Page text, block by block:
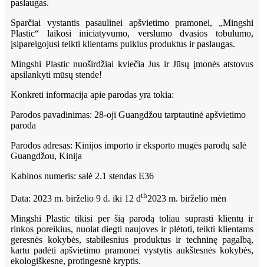
paslaugas.
Sparčiai vystantis pasaulinei apšvietimo pramonei, „Mingshi
Plastic“ laikosi iniciatyvumo, verslumo dvasios tobulumo,
įsipareigojusi teikti klientams puikius produktus ir paslaugas.
Mingshi Plastic nuoširdžiai kviečia Jus ir Jūsų įmonės atstovus
apsilankyti mūsų stende!
Konkreti informacija apie parodas yra tokia:
Parodos pavadinimas: 28-oji Guangdžou tarptautinė apšvietimo
paroda
Parodos adresas: Kinijos importo ir eksporto mugės parodų salė
Guangdžou, Kinija
Kabinos numeris: salė 2.1 stendas E36
Data: 2023 m. birželio 9 d. iki 12 dth2023 m. birželio mėn
Mingshi Plastic tikisi per šią parodą toliau suprasti klientų ir
rinkos poreikius, nuolat diegti naujoves ir plėtoti, teikti klientams
geresnės kokybės, stabilesnius produktus ir techninę pagalbą,
kartu padėti apšvietimo pramonei vystytis aukštesnės kokybės,
ekologiškesne, protingesnė kryptis.